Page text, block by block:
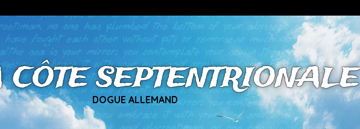
SEPTENTRIONALE
DOGUE ALLEMAND